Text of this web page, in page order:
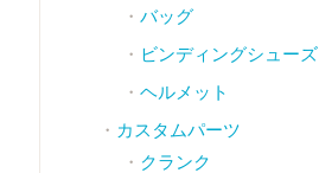
バッグ
ビンディングシューズ
ヘルメット
カスタムパーツ
クランク